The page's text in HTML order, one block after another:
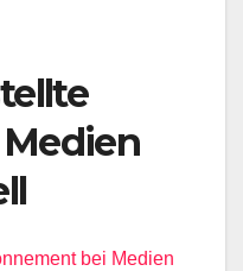
bei Medien